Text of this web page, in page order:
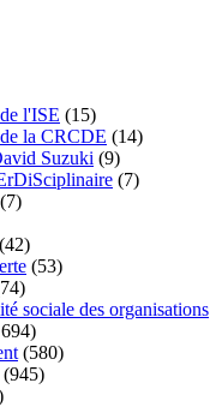
l'ISE (15)
la CRCDE (14)
Suzuki (9)
(7)
(7)
(42)
(53)
sociale des organisations
(580)
(945)